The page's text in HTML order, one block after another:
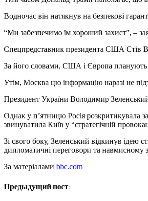
Водночас він натякнув на безпекові
“Ми забезпечимо їм хороший захист”, –
Спецпредставник президента США Стів
За його словами, США і Європа планують
Утім, Москва цю інформацію наразі не
Президент України Володимир
Однак у п’ятницю Росія розкритикувала
звинуватила Київ у “стратегічній
Зі свого боку, Зеленський відкинув ідею
дипломатичні переговори та навмисному
За матеріалами bbc.com
Предыдущий пост: